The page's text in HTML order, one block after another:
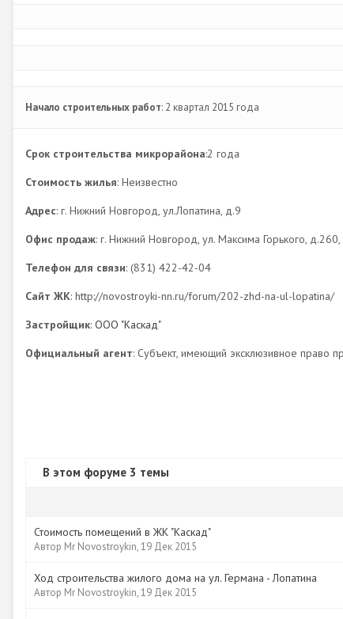
Начало строительных работ: 2 квартал 2015 года
Срок строительства микрорайона:2 года
Стоимость жилья: Неизвестно
Адрес: г. Нижний Новгород, ул.Лопатина, д.9
Офис продаж: г. Нижний Новгород, ул. Максима Горького,
Телефон для связи: (831) 422-42-04
Сайт ЖК: http://novostroyki-nn.ru/forum/202-zhd-na-ul-lopatina/
Застройщик: ООО "Каскад"
Официальный агент: Субъект, имеющий эксклюзивное право
В этом форуме 3 темы
Стоимость помещений в ЖК "Каскад"
Автор Mr Novostroykin,19 Дек 2015
Ход строительства жилого дома на ул. Германа - Лопатина
Автор Mr Novostroykin,19 Дек 2015